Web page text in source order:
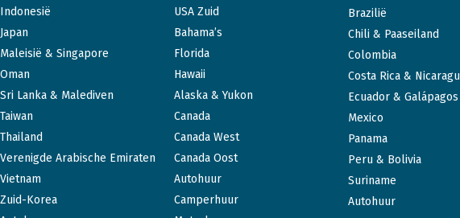
Indonesië
Japan
Maleisië & Singapore
Oman
Sri Lanka & Malediven
Taiwan
Thailand
Verenigde Arabische Emiraten
Vietnam
Zuid-Korea
USA Zuid
Bahama’s
Florida
Hawaii
Alaska & Yukon
Canada
Canada West
Canada Oost
Autohuur
Camperhuur
Brazilië
Chili & Paaseiland
Colombia
Costa Rica &
Ecuador & Galápagos
Mexico
Panama
Peru & Bolivia
Suriname
Autohuur